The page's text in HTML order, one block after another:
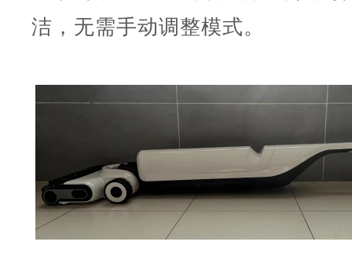
洁，无需手动调整模式。